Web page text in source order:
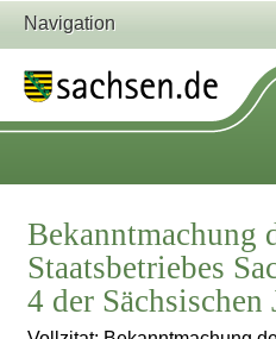
Navigation
Bekanntmachung
Staatsbetriebes
4 der